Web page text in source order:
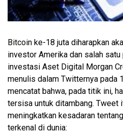
Bitcoin ke-18 juta diharapkan
investor Amerika dan salah
investasi Aset Digital Morgan
menulis dalam Twitternya pada
mencatat bahwa, pada titik ini,
tersisa untuk ditambang. Tweet
meningkatkan kesadaran
terkenal di dunia: